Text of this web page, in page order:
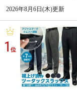
2026年8月6日(木)更新
1位